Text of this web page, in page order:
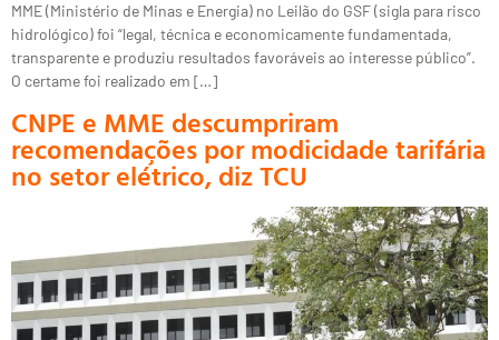
MME (Ministério de Minas e Energia) no Leilão do GSF (sigla para risco
hidrológico) foi “legal, técnica e economicamente fundamentada,
transparente e produziu resultados favoráveis ao interesse público”.
O certame foi realizado em […]
CNPE e MME descumpriram
recomendações por modicidade tarifária
no setor elétrico, diz TCU